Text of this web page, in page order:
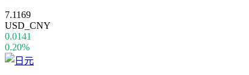
7.1169
USD_CNY
0.0141
0.20%